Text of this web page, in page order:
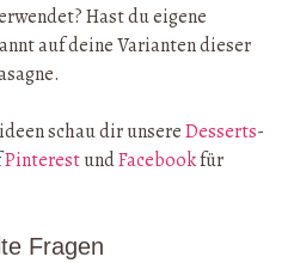
Hast du eigene
auf deine Varianten dieser
schau dir unsereDesserts-
PinterestundFacebookfür
Fragen